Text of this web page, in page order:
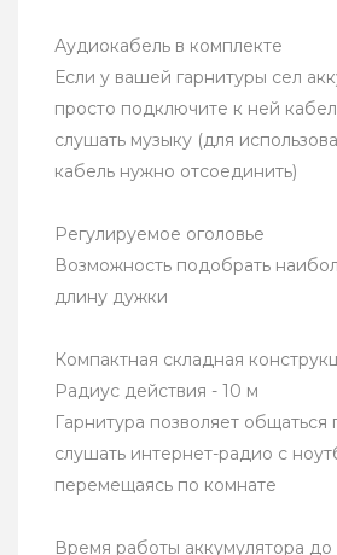
Аудиокабель в комплекте
Если у вашей гарнитуры сел
просто подключите к ней
слушать музыку (для
кабель нужно отсоединить)
Регулируемое оголовье
Возможность подобрать
длину дужки
Компактная складная
Радиус действия - 10 м
Гарнитура позволяет
слушать интернет-радио с
перемещаясь по комнате
Время работы аккумулятора до